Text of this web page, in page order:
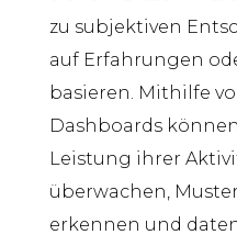
zu subjektiven
auf Erfahrungen
basieren. Mithilfe
Dashboards
Leistung ihrer
überwachen,
erkennen und